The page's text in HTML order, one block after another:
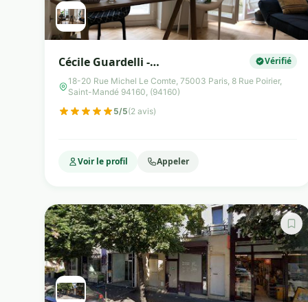
Cécile Guardelli -
Psychopraticienne EMDR & PNL et
Spécialiste Nutrition à Paris 3 et
Saint-Mandé
Vérifié
18-20 Rue Michel Le Comte, 75003 Paris, 8 Rue Poirier,
Saint-Mandé 94160, (94160)
5/5(2 avis)
Voir le profil Appeler